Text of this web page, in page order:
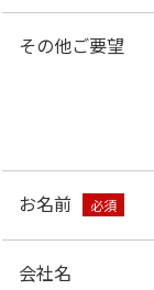
その他ご要望
お名前 必須
会社名